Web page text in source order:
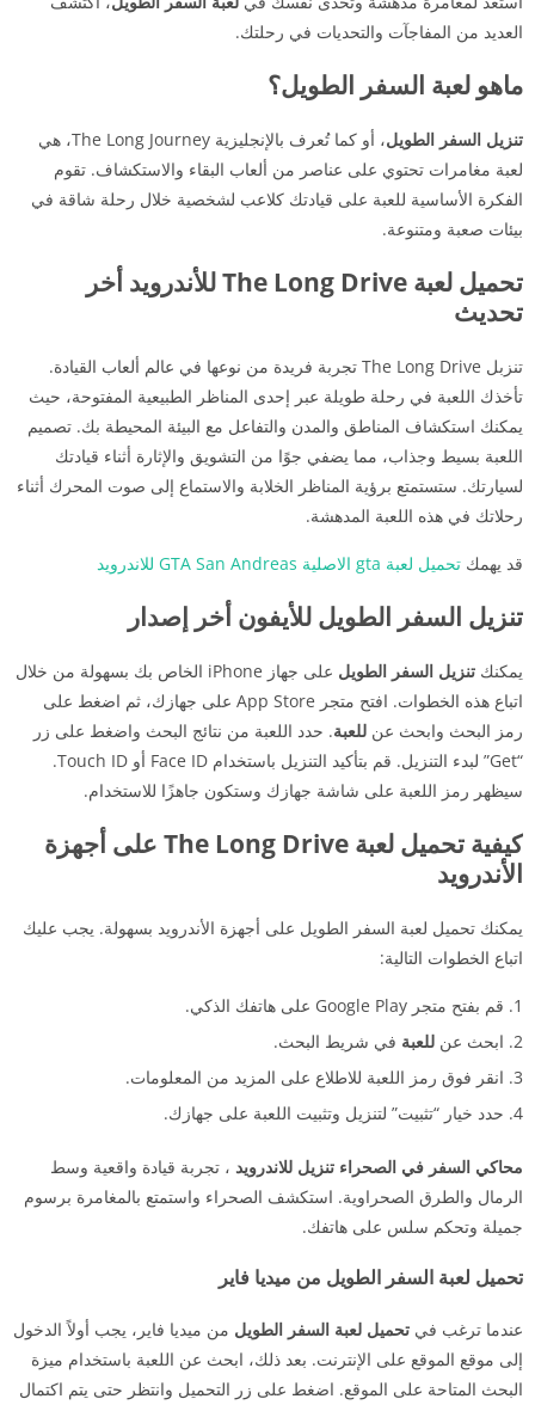
العديد من المفاجآت والتحديات في رحلتك.
ماهو لعبة السفر الطويل؟
تنزيل السفر الطويل
، أو كما تُعرف بالإنجليزية The Long Journey، هي
لعبة مغامرات تحتوي على عناصر من ألعاب البقاء والاستكشاف. تقوم
الفكرة الأساسية للعبة على قيادتك كلاعب لشخصية خلال رحلة شاقة في
بيئات صعبة ومتنوعة.
تحميل لعبة The Long Drive للأندرويد أخر
تحديث
تنزبل The Long Drive تجربة فريدة من نوعها في عالم ألعاب القيادة.
تأخذك اللعبة في رحلة طويلة عبر إحدى المناظر الطبيعية المفتوحة، حيث
يمكنك استكشاف المناطق والمدن والتفاعل مع البيئة المحيطة بك. تصميم
اللعبة بسيط وجذاب، مما يضفي جوًا من التشويق والإثارة أثناء قيادتك
لسيارتك. ستستمتع برؤية المناظر الخلابة والاستماع إلى صوت المحرك أثناء
رحلاتك في هذه اللعبة المدهشة.
قد يهمك تحميل لعبة gta الاصلية GTA San Andreas للاندرويد
تنزيل السفر الطويل للأيفون أخر إصدار
يمكنك تنزيل السفر الطويل
على جهاز iPhone الخاص بك بسهولة من خلال
اتباع هذه الخطوات. افتح متجر App Store على جهازك، ثم اضغط على
رمز البحث وابحث عن للعبة. حدد اللعبة من نتائج البحث واضغط على زر
“Get” لبدء التنزيل. قم بتأكيد التنزيل باستخدام Face ID أو Touch ID.
سيظهر رمز اللعبة على شاشة جهازك وستكون جاهزًا للاستخدام.
كيفية تحميل لعبة The Long Drive على أجهزة
الأندرويد
يمكنك تحميل لعبة السفر الطويل على أجهزة الأندرويد بسهولة. يجب عليك
اتباع الخطوات التالية:
قم بفتح متجر Google Play على هاتفك الذكي.
ابحث عن للعبة في شريط البحث.
انقر فوق رمز اللعبة للاطلاع على المزيد من المعلومات.
حدد خيار “تثبيت” لتنزيل وتثبيت اللعبة على جهازك.
محاكي السفر في الصحراء تنزيل للاندرويد ، تجربة قيادة واقعية وسط
الرمال والطرق الصحراوية. استكشف الصحراء واستمتع بالمغامرة برسوم
جميلة وتحكم سلس على هاتفك.
تحميل لعبة السفر الطويل من ميديا فاير
عندما ترغب في تحميل لعبة السفر الطويل من ميديا فاير، يجب أولاً الدخول
إلى موقع الموقع على الإنترنت. بعد ذلك، ابحث عن اللعبة باستخدام ميزة
البحث المتاحة على الموقع. اضغط على زر التحميل وانتظر حتى يتم اكتمال